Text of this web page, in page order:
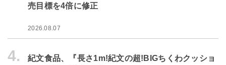
売目標を4倍に修正
2026.08.07
4.
紀文食品、『長さ1m!紀文の超!BIGちくわクッショ